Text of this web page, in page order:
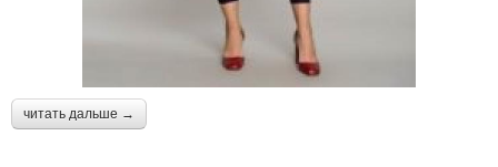
читать дальше →